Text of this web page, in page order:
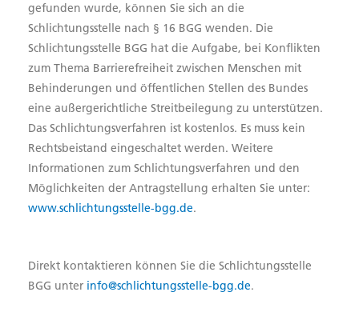
gefunden wurde, können Sie sich an die
Schlichtungsstelle nach § 16 BGG wenden. Die
Schlichtungsstelle BGG hat die Aufgabe, bei Konflikten
zum Thema Barrierefreiheit zwischen Menschen mit
Behinderungen und öffentlichen Stellen des Bundes
eine außergerichtliche Streitbeilegung zu unterstützen.
Das Schlichtungsverfahren ist kostenlos. Es muss kein
Rechtsbeistand eingeschaltet werden. Weitere
Informationen zum Schlichtungsverfahren und den
Möglichkeiten der Antragstellung erhalten Sie unter:
www.schlichtungsstelle-bgg.de.
Direkt kontaktieren können Sie die Schlichtungsstelle
BGG unter info@schlichtungsstelle-bgg.de.